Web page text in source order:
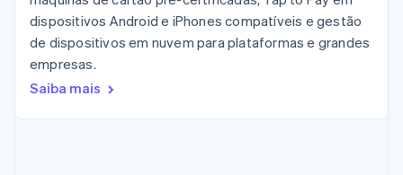
Product roadmap
Veja o que está chegando
Radar
Prevenção de fraudes
Atlas
Hospitalidade, viagens
e lazer
Seguros
Serviços profissionais
Integrações de
aplicativos
Exemplos de códigos
vendas
Seja um parceiro
dispositivos Android e iPhones compatíveis e gestão
de dispositivos em nuvem para plataformas e grandes
empresas.
Saiba mais